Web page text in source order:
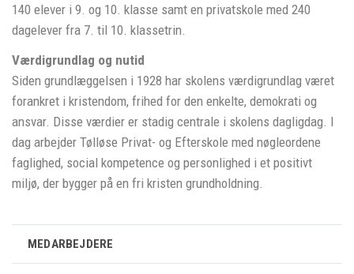
140 elever i 9. og 10. klasse samt en privatskole med 240
dagelever fra 7. til 10. klassetrin.
Værdigrundlag og nutid
Siden grundlæggelsen i 1928 har skolens værdigrundlag været
forankret i kristendom, frihed for den enkelte, demokrati og
ansvar. Disse værdier er stadig centrale i skolens dagligdag. I
dag arbejder Tølløse Privat- og Efterskole med nøgleordene
faglighed, social kompetence og personlighed i et positivt
miljø, der bygger på en fri kristen grundholdning.
MEDARBEJDERE